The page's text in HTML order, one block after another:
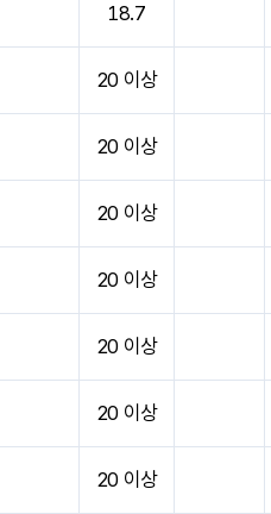
18.7
20 이상
20 이상
20 이상
20 이상
20 이상
20 이상
20 이상